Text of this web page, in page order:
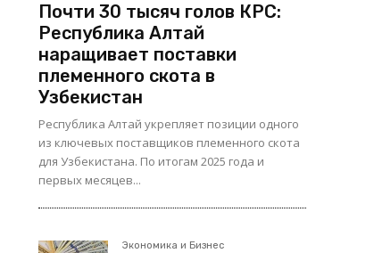
Почти 30 тысяч голов КРС:
Республика Алтай
наращивает поставки
племенного скота в
Узбекистан
Республика Алтай укрепляет позиции одного
из ключевых поставщиков племенного скота
для Узбекистана. По итогам 2025 года и
первых месяцев...
Экономика и Бизнес